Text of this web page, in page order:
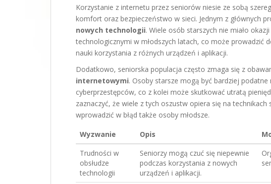
Korzystanie z internetu przez seniorów niesie ze sobą
komfort oraz bezpieczeństwo w sieci. Jednym z głównych
nowych technologii. Wiele osób starszych nie miało
technologicznymi w młodszych latach, co może prowadzić
nauki korzystania z różnych urządzeń i aplikacji.
Dodatkowo, seniorska populacja często zmaga się z
internetowymi. Osoby starsze mogą być bardziej
cyberprzestępców, co z kolei może skutkować utratą
zaznaczyć, że wiele z tych oszustw opiera się na
wprowadzić w błąd także osoby młodsze.
Wyzwanie Opis
Trudności w
obsłudze
technologii
Seniorzy mogą czuć się niepewnie
podczas korzystania z nowych
urządzeń i aplikacji.